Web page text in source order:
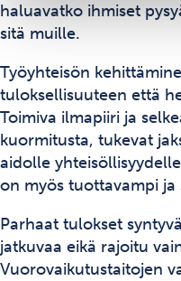
haluavatko ihmiset
sitä muille.
Työyhteisön
tuloksellisuuteen että
Toimiva ilmapiiri ja
kuormitusta, tukevat
aidolle
on myös tuottavampi
Parhaat tulokset
jatkuvaa eikä rajoitu
Vuorovaikutustaitojen